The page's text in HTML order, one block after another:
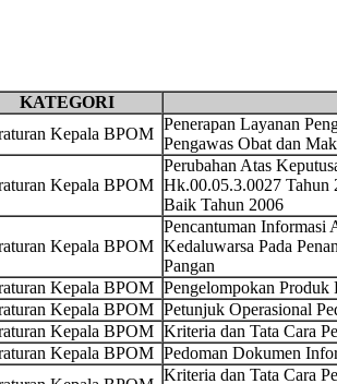
KATEGORI
Kepala BPOM
Penerapan Layanan
Pengawas Obat dan
Kepala BPOM
Perubahan Atas
Hk.00.05.3.0027 Tahun
Baik Tahun 2006
Kepala BPOM
Pencantuman Informasi
Kedaluwarsa Pada
Pangan
Kepala BPOM Pengelompokan
Kepala BPOM Petunjuk Operasional
Kepala BPOM Kriteria dan Tata Cara
Kepala BPOM Pedoman Dokumen
Kriteria dan Tata Cara